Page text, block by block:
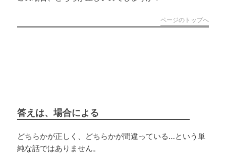
ページのトップへ
答えは、場合による
どちらかが正しく、どちらかが間違っている…という単
純な話ではありません。